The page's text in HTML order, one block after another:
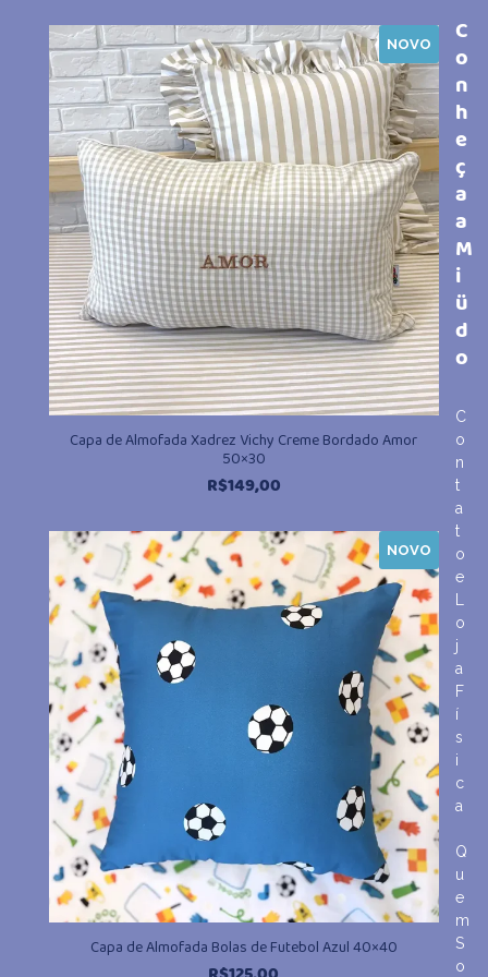
NOVO
Capa de Almofada Xadrez Vichy Creme Bordado Amor
50×30
R$149,00
NOVO
Capa de Almofada Bolas de Futebol Azul 40×40
C
o
n
h
e
ç
a
a
M
i
ü
d
o
C
o
n
t
a
t
o
e
o
j
a
F
í
s
i
c
a
Q
u
e
m
S
o